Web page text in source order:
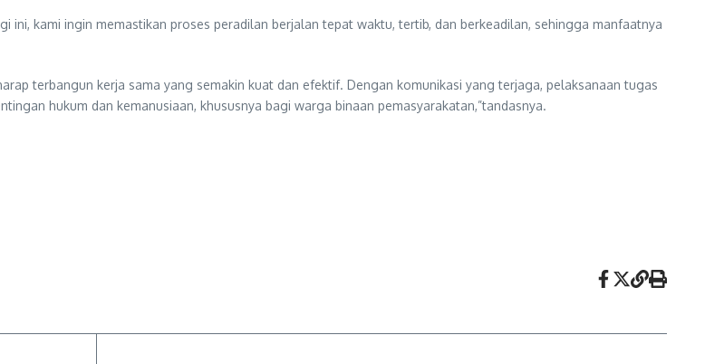
ini, kami ingin memastikan proses peradilan berjalan tepat waktu, tertib, dan berkeadilan, sehingga manfaatnya
terbangun kerja sama yang semakin kuat dan efektif. Dengan komunikasi yang terjaga, pelaksanaan tugas
hukum dan kemanusiaan, khususnya bagi warga binaan pemasyarakatan,”tandasnya.